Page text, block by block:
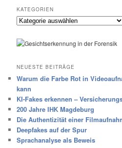
KATEGORIEN
Kategorien
NEUESTE BEITRÄGE
Warum die Farbe Rot in
kann
KI-Fakes erkennen –
200 Jahre IHK Magdeburg
Die Authentizität einer
Deepfakes auf der Spur
Sprachanalyse als Beweis